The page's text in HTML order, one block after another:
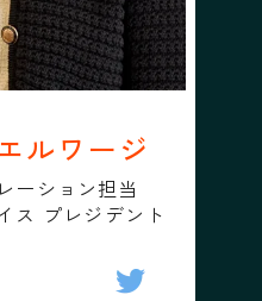
フォローする
アリソン・
ルワージ
ーション担当
ス プレジデント